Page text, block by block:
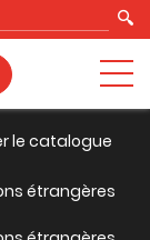
le catalogue
étrangères